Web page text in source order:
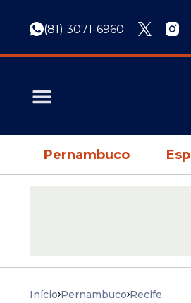
(81) 3071-6960
Pernambuco
Início Pernambuco Recife